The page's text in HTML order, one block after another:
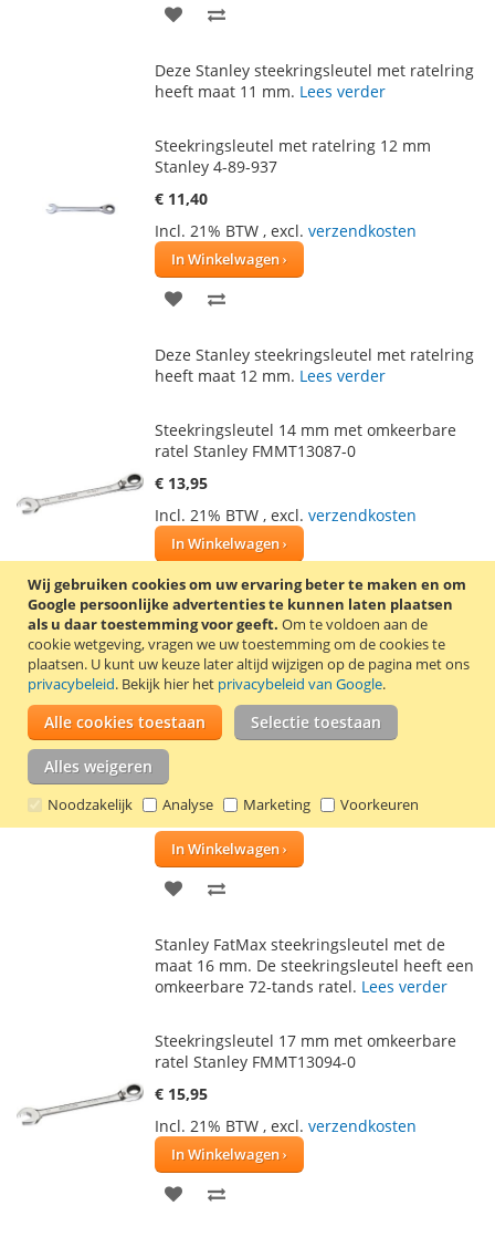
Wij gebruiken cookies om uw ervaring beter te maken en om
Google persoonlijke advertenties te kunnen laten plaatsen
als u daar toestemming voor geeft. Om te voldoen aan de
cookie wetgeving, vragen we uw toestemming om de cookies te
plaatsen. U kunt uw keuze later altijd wijzigen op de pagina met ons
privacybeleid. Bekijk hier het privacybeleid van Google.
Alle cookies toestaan Selectie toestaan
Alles weigeren
Noodzakelijk Analyse Marketing Voorkeuren
VOEG
AAN TE
Deze Stanley steekringsleutel met ratelring
heeft maat 11 mm. Lees verder
Steekringsleutel met ratelring 12 mm
Stanley 4-89-937
€ 11,40
Incl. 21% BTW , excl. verzendkosten
In Winkelwagen
VOEG
AAN TE
Deze Stanley steekringsleutel met ratelring
heeft maat 12 mm. Lees verder
Steekringsleutel 14 mm met omkeerbare
ratel Stanley FMMT13087-0
€ 13,95
Incl. 21% BTW , excl. verzendkosten
In Winkelwagen
VOEG
TOE
AAN
VERLANGLIJST
TOEVOEGEN
OM
TE
VERGELIJKEN
Stanley FatMax steekringsleutel met de
maat 14 mm. De steekringsleutel heeft een
omkeerbare 72-tands ratel.Lees verder
Steekringsleutel 16 mm met omkeerbare
ratel Stanley FMMT13089-0
€ 15,50
Incl. 21% BTW
excl.verzendkosten
In Winkelwagen
VOEG
AAN TE
Stanley FatMax steekringsleutel met de
maat 16 mm. De steekringsleutel heeft een
omkeerbare 72-tands ratel. Lees verder
Steekringsleutel 17 mm met omkeerbare
ratel Stanley FMMT13094-0
€ 15,95
Incl. 21% BTW , excl. verzendkosten
In Winkelwagen
VOEG